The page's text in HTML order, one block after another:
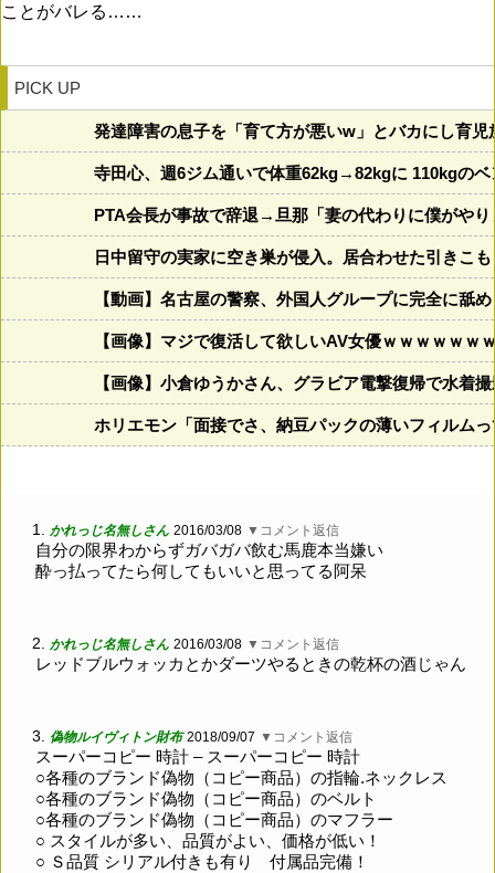
ことがバレる……
PICK UP
発達障害の息子を「育て方が悪いw」とバカにし育
寺田心、週6ジム通いで体重62kg→82kgに 110kgの
PTA会長が事故で辞退→旦那「妻の代わりに僕がや
日中留守の実家に空き巣が侵入。居合わせた引きこ
【動画】名古屋の警察、外国人グループに完全に舐
【画像】マジで復活して欲しいAV女優ｗｗｗｗｗｗ
【画像】小倉ゆうかさん、グラビア電撃復帰で水着
ホリエモン「面接でさ、納豆パックの薄いフィルム
1. かれっじ名無しさん 2016/03/08 ▼コメント返信
自分の限界わからずガバガバ飲む馬鹿本当嫌い
酔っ払ってたら何してもいいと思ってる阿呆
2. かれっじ名無しさん 2016/03/08 ▼コメント返信
レッドブルウォッカとかダーツやるときの乾杯の酒じゃん
3. 偽物ルイヴィトン財布 2018/09/07 ▼コメント返信
スーパーコピー 時計 – スーパーコピー 時計
○各種のブランド偽物（コピー商品）の指輪.ネックレス
○各種のブランド偽物（コピー商品）のベルト
○各種のブランド偽物（コピー商品）のマフラー
○ スタイルが多い、品質がよい、価格が低い！
○ Ｓ品質 シリアル付きも有り 付属品完備！